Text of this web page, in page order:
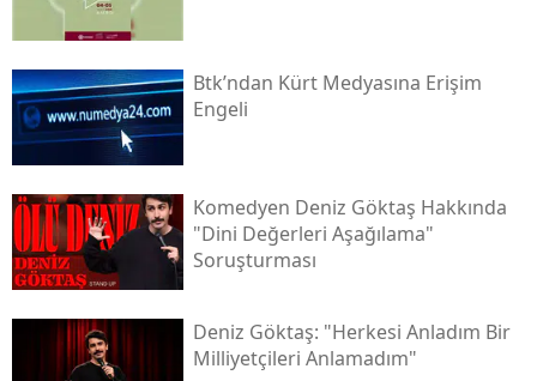
Btk’ndan Kürt Medyasına Erişim
Engeli
Komedyen Deniz Göktaş Hakkında
"dini Değerleri Aşağılama"
Soruşturması
Deniz Göktaş: "herkesi Anladım Bir
Milliyetçileri Anlamadım"